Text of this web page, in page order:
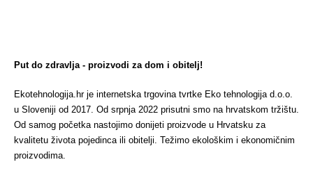
Put do zdravlja - proizvodi za dom i obitelj!
Ekotehnologija.hr je internetska trgovina tvrtke Eko tehnologija d.o.o.
u Sloveniji od 2017. Od srpnja 2022 prisutni smo na hrvatskom tržištu.
Od samog početka nastojimo donijeti proizvode u Hrvatsku za
kvalitetu života pojedinca ili obitelji. Težimo ekološkim i ekonomičnim
proizvodima.